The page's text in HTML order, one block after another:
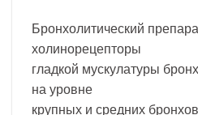
Бронхолитический
холинорецепторы
гладкой мускулатуры
на уровне
крупных и средних